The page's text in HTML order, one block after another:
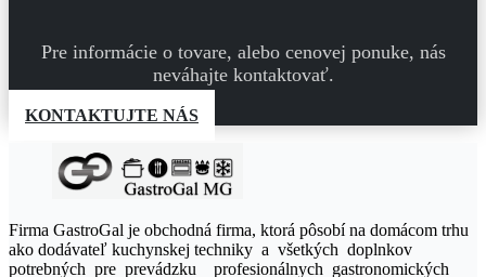
Pre informácie o tovare, alebo cenovej ponuke, nás
neváhajte kontaktovať.
KONTAKTUJTE NÁS
Firma GastroGal je obchodná firma, ktorá pôsobí na domácom trhu
ako dodávateľ kuchynskej techniky a všetkých doplnkov
potrebných pre prevádzku profesionálnych gastronomických